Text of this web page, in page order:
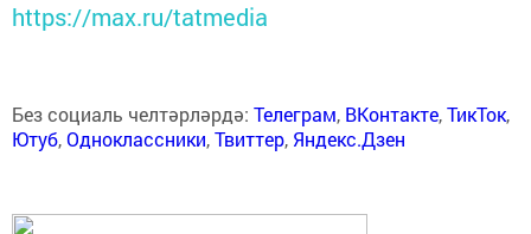
https://max.ru/tatmedia
Без социаль челтәрләрдә: Телеграм, ВКонтакте,ТикТок,
Ютуб,Одноклассники,Твиттер, Яндекс.Дзен